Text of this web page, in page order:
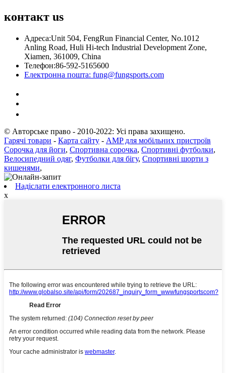
контакт us
Адреса:Unit 504, FengRun Financial Center, No.1012
Anling Road, Huli Hi-tech Industrial Development Zone,
Xiamen, 361009, China
Телефон:86-592-5165600
Електронна пошта: fung@fungsports.com
© Авторське право - 2010-2022: Усі права захищено.
Гарячі товари - Карта сайту - AMP для мобільних пристроїв
Сорочка для йоги, Спортивна сорочка, Спортивні футболки,
Велосипедний одяг, Футболки для бігу, Спортивні шорти з
кишенями,
Надіслати електронного листа
x